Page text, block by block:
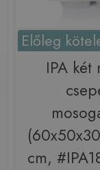
Előleg
IPA két
cm,